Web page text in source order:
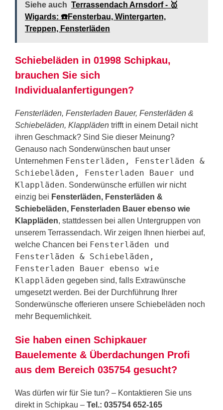
Siehe auch Terrassendach Arnsdorf - 🥇
Wigards: ☎️Fensterbau, Wintergarten,
Treppen, Fensterläden
Schiebeläden in 01998 Schipkau,
brauchen Sie sich
Individualanfertigungen?
Fensterläden, Fensterladen Bauer, Fensterläden &
Schiebeläden, Klappläden trifft in einem Detail nicht
ihren Geschmack? Sind Sie dieser Meinung?
Genauso nach Sonderwünschen baut unser
Unternehmen Fensterläden, Fensterläden &
Schiebeläden, Fensterladen Bauer und
Klappläden. Sonderwünsche erfüllen wir nicht
einzig bei Fensterläden, Fensterläden &
Schiebeläden, Fensterladen Bauer ebenso wie
Klappläden, stattdessen bei allen Untergruppen von
unserem Terrassendach. Wir zeigen Ihnen hierbei auf,
welche Chancen bei Fensterläden und
Fensterläden & Schiebeläden,
Fensterladen Bauer ebenso wie
Klappläden gegeben sind, falls Extrawünsche
umgesetzt werden. Bei der Durchführung Ihrer
Sonderwünsche offerieren unsere Schiebeläden noch
mehr Bequemlichkeit.
Sie haben einen Schipkauer
Bauelemente & Überdachungen Profi
aus dem Bereich 035754 gesucht?
Was dürfen wir für Sie tun? – Kontaktieren Sie uns
direkt in Schipkau – Tel.: 035754 652-165